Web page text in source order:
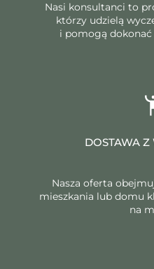
Nasi konsultanci to
którzy udzielą
i pomogą dokonać
DOSTAWA
Nasza oferta
mieszkania lub domu
na